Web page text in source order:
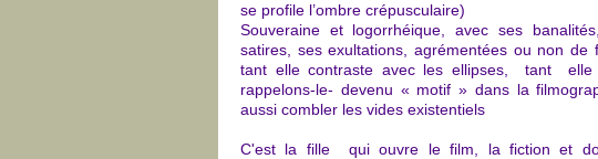
se profile l’ombre crépusculaire)
Souveraine et logorrhéique, avec ses
satires, ses exultations, agrémentées ou non
tant elle contraste avec les ellipses, tant
rappelons-le- devenu « motif » dans la
aussi combler les vides existentiels
C'est la fille qui ouvre le film, la fiction et